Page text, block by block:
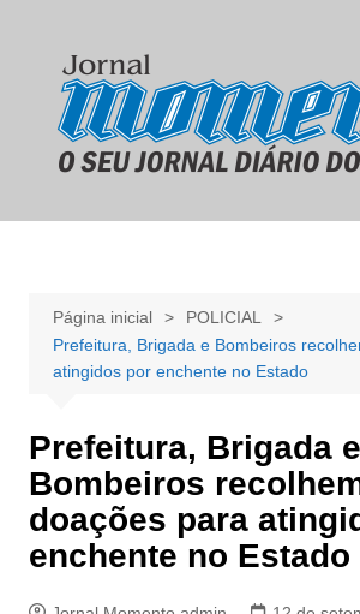
conteúdo
Página inicial
POLICIAL
Prefeitura, Brigada e Bombeiros
atingidos por enchente no Estado
Prefeitura, Brigada e
Bombeiros
doações para
enchente no Estado